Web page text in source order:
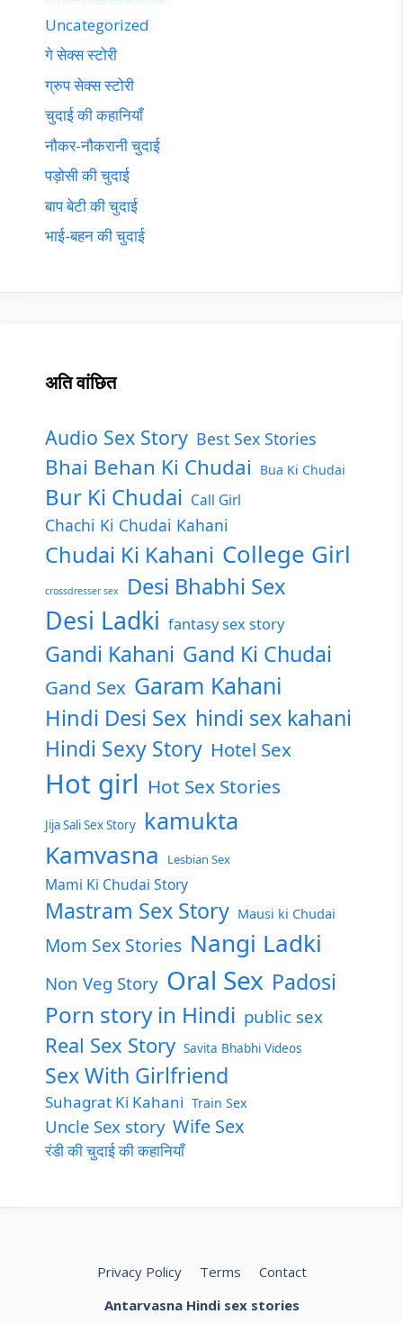
Uncategorized
गे सेक्स स्टोरी
ग्रुप सेक्स स्टोरी
चुदाई की कहानियाँ
नौकर-नौकरानी चुदाई
पड़ोसी की चुदाई
बाप बेटी की चुदाई
भाई-बहन की चुदाई
अति वांछित
Audio Sex Story Best Sex Stories
Bhai Behan Ki Chudai Bua Ki Chudai
Bur Ki Chudai Call Girl
Chachi Ki Chudai Kahani
Chudai Ki Kahani College Girl
crossdresser sex Desi Bhabhi Sex
Desi Ladki fantasy sex story
Gandi Kahani Gand Ki Chudai
Gand Sex Garam Kahani
Hindi Desi Sex hindi sex kahani
Hindi Sexy Story Hotel Sex
Hot girl Hot Sex Stories
Jija Sali Sex Story kamukta
Kamvasna Lesbian Sex
Mami Ki Chudai Story
Mastram Sex Story Mausi ki Chudai
Mom Sex Stories Nangi Ladki
Non Veg Story Oral Sex Padosi
Porn story in Hindi public sex
Real Sex Story Savita Bhabhi Videos
Sex With Girlfriend
Suhagrat Ki Kahani Train Sex
Uncle Sex story Wife Sex
रंडी की चुदाई की कहानियाँ
Privacy Policy Terms
Contact
Antarvasna Hindi sex stories